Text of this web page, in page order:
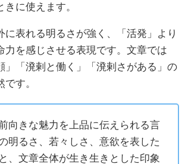
に使えます。
に表れる明るさが強く、「活発」より
力を感じさせる表現です。文章では
」「溌剌と働く」「溌剌さがある」の
です。
向きな魅力を上品に伝えられる言
明るさ、若々しさ、意欲を表した
、文章全体が生き生きとした印象